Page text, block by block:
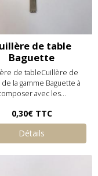
de table
Baguette
de tableCuillère de
la gamme Baguette à
avec les...
0,30€ TTC
Détails